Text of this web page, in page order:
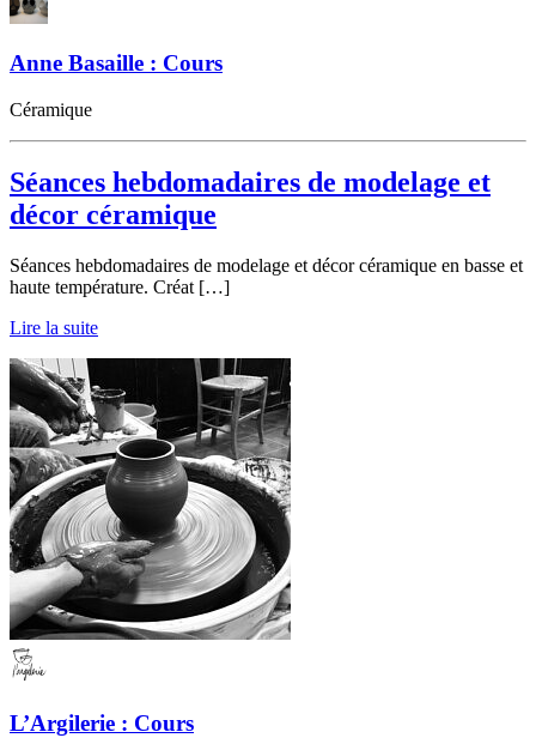
Anne Basaille : Cours
Céramique
Séances hebdomadaires de modelage et
décor céramique
Séances hebdomadaires de modelage et décor céramique en basse et
haute température. Créat […]
Lire la suite
L’Argilerie : Cours